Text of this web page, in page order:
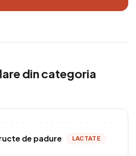
din categoria
de padure
LACTATE